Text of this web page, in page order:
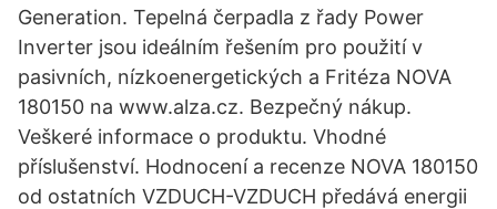
Generation. Tepelná čerpadla z řady Power
Inverter jsou ideálním řešením pro použití v
pasivních, nízkoenergetických a Fritéza NOVA
180150 na www.alza.cz. Bezpečný nákup.
Veškeré informace o produktu. Vhodné
příslušenství. Hodnocení a recenze NOVA 180150
od ostatních VZDUCH-VZDUCH předává energii